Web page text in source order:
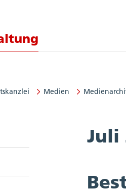
Medien
StaatskanzleiJuli